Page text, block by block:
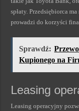
spłaty. Przedsiębiorca
prowadzi do korzyści
Sprawdź:
Kupionego na
Leasing
Leasing operacyjny